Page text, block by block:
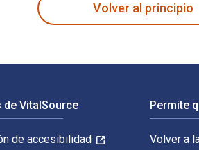
Volver al principio
de VitalSource
de accesibilidad
Permite
Volver a